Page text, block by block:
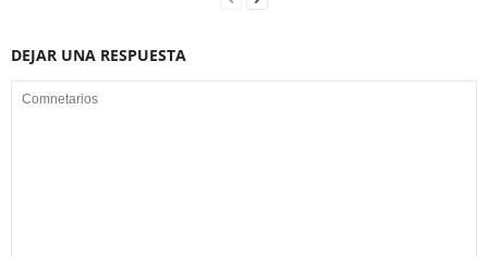
DEJAR UNA RESPUESTA